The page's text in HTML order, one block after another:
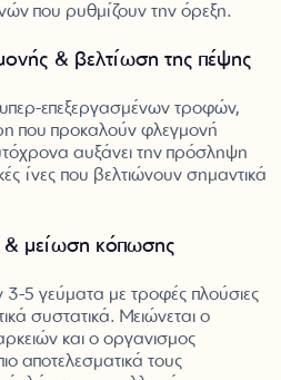
που ρυθμίζουν την όρεξη.
& βελτίωση της πέψης
επεξεργασμένων τροφών,
που προκαλούν φλεγμονή
αυξάνει την πρόσληψη
ίνες που βελτιώνουν σημαντικά
& μείωση κόπωσης
3-5 γεύματα με τροφές πλούσιες
συστατικά. Μειώνεται ο
και ο οργανισμος
αποτελεσματικά τους